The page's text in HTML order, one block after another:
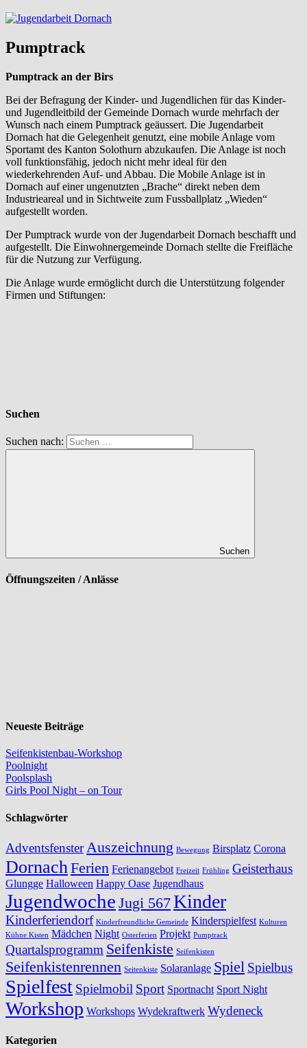
Pumptrack
Pumptrack an der Birs
Bei der Befragung der Kinder- und Jugendlichen für das Kinder-
und Jugendleitbild der Gemeinde Dornach wurde mehrfach der
Wunsch nach einem Pumptrack geäussert. Die Jugendarbeit
Dornach hat die Gelegenheit genutzt, eine mobile Anlage vom
Sportamt des Kanton Solothurn abzukaufen. Die Anlage ist noch
voll funktionsfähig, jedoch nicht mehr ideal für den
wiederkehrenden Auf- und Abbau. Die Mobile Anlage ist in
Dornach auf einer ungenutzten „Brache“ direkt neben dem
Industrieareal und in Sichtweite zum Fussballplatz „Wieden“
aufgestellt worden.
Der Pumptrack wurde von der Jugendarbeit Dornach beschafft und
aufgestellt. Die Einwohnergemeinde Dornach stellte die Freifläche
für die Nutzung zur Verfügung.
Die Anlage wurde ermöglicht durch die Unterstützung folgender
Firmen und Stiftungen:
Suchen
Suchen nach:
Suchen
Öffnungszeiten / Anlässe
Neueste Beiträge
Seifenkistenbau-Workshop
Poolnight
Poolsplash
Girls Pool Night – on Tour
Schlagwörter
Adventsfenster Auszeichnung Bewegung Birsplatz Corona
Dornach Ferien Ferienangebot Freizeit Frühling Geisterhaus
Glungge Halloween Happy Oase Jugendhaus
Jugendwoche Jugi 567Kinder
Kinderferiendorf Kinderfreundliche Gemeinde Kinderspielfest Kulturen
Kühne Kisten Mädchen Night Osterferien Projekt Pumptrack
Quartalsprogramm Seifenkiste Seifenkisten
Seifenkistenrennen Seitenkiste Solaranlage Spiel Spielbus
Spielfest Spielmobil Sport Sportnacht Sport Night
Workshop Workshops Wydekraftwerk Wydeneck
Kategorien